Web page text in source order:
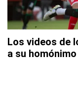
Los videos de
a su